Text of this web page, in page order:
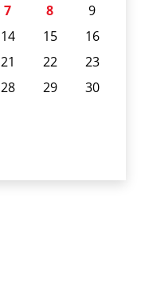
7 8
9
14 15
16
21 22
23
28 29
30